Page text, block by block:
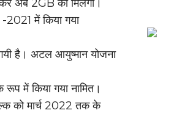
अब 2GB का मिलेगा।
-2021 में किया गया
है। अटल आयुष्मान योजना
में किया गया नामित।
को मार्च 2022 तक के